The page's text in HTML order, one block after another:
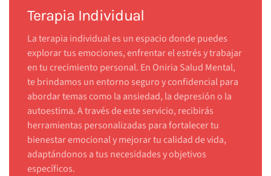
Terapia Individual
La terapia individual es un espacio donde puedes
explorar tus emociones, enfrentar el estrés y trabajar
en tu crecimiento personal. En Oniria Salud Mental,
te brindamos un entorno seguro y confidencial para
abordar temas como la ansiedad, la depresión o la
autoestima. A través de este servicio, recibirás
herramientas personalizadas para fortalecer tu
bienestar emocional y mejorar tu calidad de vida,
adaptándonos a tus necesidades y objetivos
específicos.